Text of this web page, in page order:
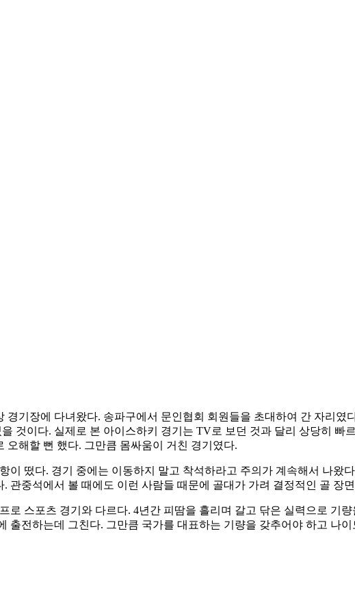
기장에 다녀왔다. 송파구에서 문인협회 회원들을 초대하여 간 자리
것이다. 실제로 본 아이스하키 경기는 TV로 보던 것과 달리 상당히 빠
해할 뻔 했다. 그만큼 몸싸움이 거친 경기였다.
이 떴다. 경기 중에는 이동하지 말고 착석하라고 주의가 계속해서 나왔
관중석에서 볼 때에도 이런 사람들 때문에 골대가 가려 결정적인 골 장
로 스포츠 경기와 다르다. 4년간 피땀을 흘리며 갈고 닦은 실력으로 기
출전하는데 그친다. 그만큼 국가를 대표하는 기량을 갖추어야 하고 나이